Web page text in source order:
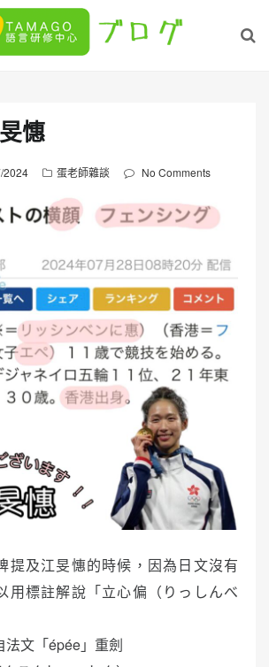
憓
2024 蛋老師雜談 No Comments
及江旻憓的時候，因為日文沒有
用標註解說「立心偏（りっしんべ
文「épée」重劍